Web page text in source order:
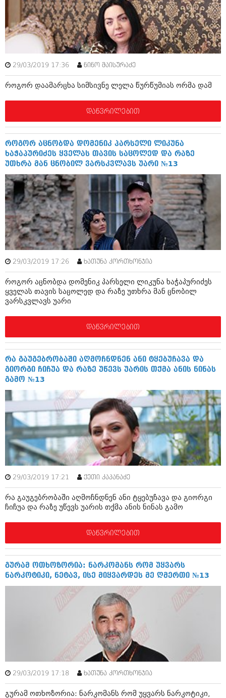
კადრს მიღმა
კულინარია
ავტორჩევები
ბელადები
ბიზნესსიახლეები
გვარები
თემიდას სასწორი
იუმორი
კალეიდოსკოპი
ჰოროსკოპი და შეუცნობელი
კრიმინალი
რომანი და დეტექტივი
სახალისო ამბები
შოუბიზნესი
დაიჯესტი
ქალი და მამაკაცი
ანონსი
არქივი
აგვისტო 2018 (162)
ივლისი 2018 (223)
ივნისი 2018 (244)
მაისი 2018 (211)
აპრილი 2018 (194)
მარტი 2018 (256)
თებერვალი 2018 (208)
იანვარი 2018 (215)
ნოემბერი 2017 (212)
სექტემბერი 2017 (261)
აგვისტო 2017 (212)
ივლისი 2017 (233)
ივნისი 2017 (265)
მაისი 2017 (216)
მარტი 2017 (212)
თებერვალი 2017 (205)
დეკემბერი 2016 (207)
ნოემბერი 2016 (207)
ოქტომბერი 2016 (257)
სექტემბერი 2016 (224)
აგვისტო 2016 (258)
ივლისი 2016 (211)
ივნისი 2016 (221)
მაისი 2016 (261)
აპრილი 2016 (215)
მარტი 2016 (200)
თებერვალი 2016 (250)
ბელადები
ბიზნესსიახლეები
გვარები
თემიდას სასწორი
იუმორი
ჰოროსკოპი და შეუცნობელი
კრიმინალი
რომანი და დეტექტივი
სახალისო ამბები
შოუბიზნესი
დაიჯესტი
ქალი და მამაკაცი
ისტორია
სხვადასხვა
ანონსი
ოქტომბერი 2020 (209)
სექტემბერი 2020 (204)
აგვისტო 2020 (249)
ივნისი 2020 (249)
არქივის ზომის ნახვა
29/03/2019 17:36 ნინო მაისურაძე
როგორ დაამარცხა სიმსივნე ლელა წურწუმიას ორმა დამ
დაწვრილებით
როგორ აცნობდა დომენიკ პარსელი ლიკუნა
ხაჭაპურიძეს ყველას თავის საცოლედ და რაზე
უთხრა მან ცნობილ ვარსკვლავს უარი №13
29/03/2019 17:26 ხათუნა კორთხონჯია
როგორ აცნობდა დომენიკ პარსელი ლიკუნა ხაჭაპურიძეს
ყველას თავის საცოლედ და რაზე უთხრა მან ცნობილ
ვარსკვლავს უარი
დაწვრილებით
რა გაუგებრობაში აღმოჩნდნენ ანი ტყებუჩავა და
გიორგი ჩიჩუა და რაზე უწევს უარის თქმა ანის ნინას
გამო №13
29/03/2019 17:21 ქეთი კაპანაძე
რა გაუგებრობაში აღმოჩნდნენ ანი ტყებუჩავა და გიორგი
ჩიჩუა და რაზე უწევს უარის თქმა ანის ნინას გამო
დაწვრილებით
გურამ ოთხოზორია: ნარკომანს რომ უყვარს
ნარკოტიკი, ნეტავ, ისე მიყვარდეს მე ღმერთი №13
29/03/2019 17:18 ხათუნა კორთხონჯია
გურამ ოთხოზორია: ნარკომანს რომ უყვარს ნარკოტიკი,